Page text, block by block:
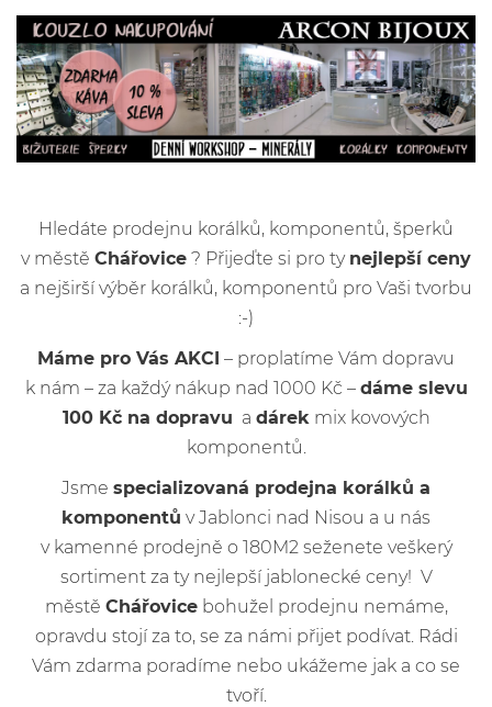
Hledáte prodejnu korálků, komponentů, šperků
v městě Chářovice ? Přijeďte si pro ty nejlepší ceny
a nejširší výběr korálků, komponentů pro Vaši tvorbu
:-)
Máme pro Vás AKCI – proplatíme Vám dopravu
k nám – za každý nákup nad 1000 Kč – dáme slevu
100 Kč na dopravu a dárek mix kovových
komponentů.
Jsme specializovaná prodejna korálků a
komponentů v Jablonci nad Nisou a u nás
v kamenné prodejně o 180M2 seženete veškerý
sortiment za ty nejlepší jablonecké ceny! V
městě Chářovicebohužel prodejnu nemáme,
opravdu stojí za to, se za námi přijet podívat. Rádi
Vám zdarma poradíme nebo ukážeme jak a co se
tvoří.